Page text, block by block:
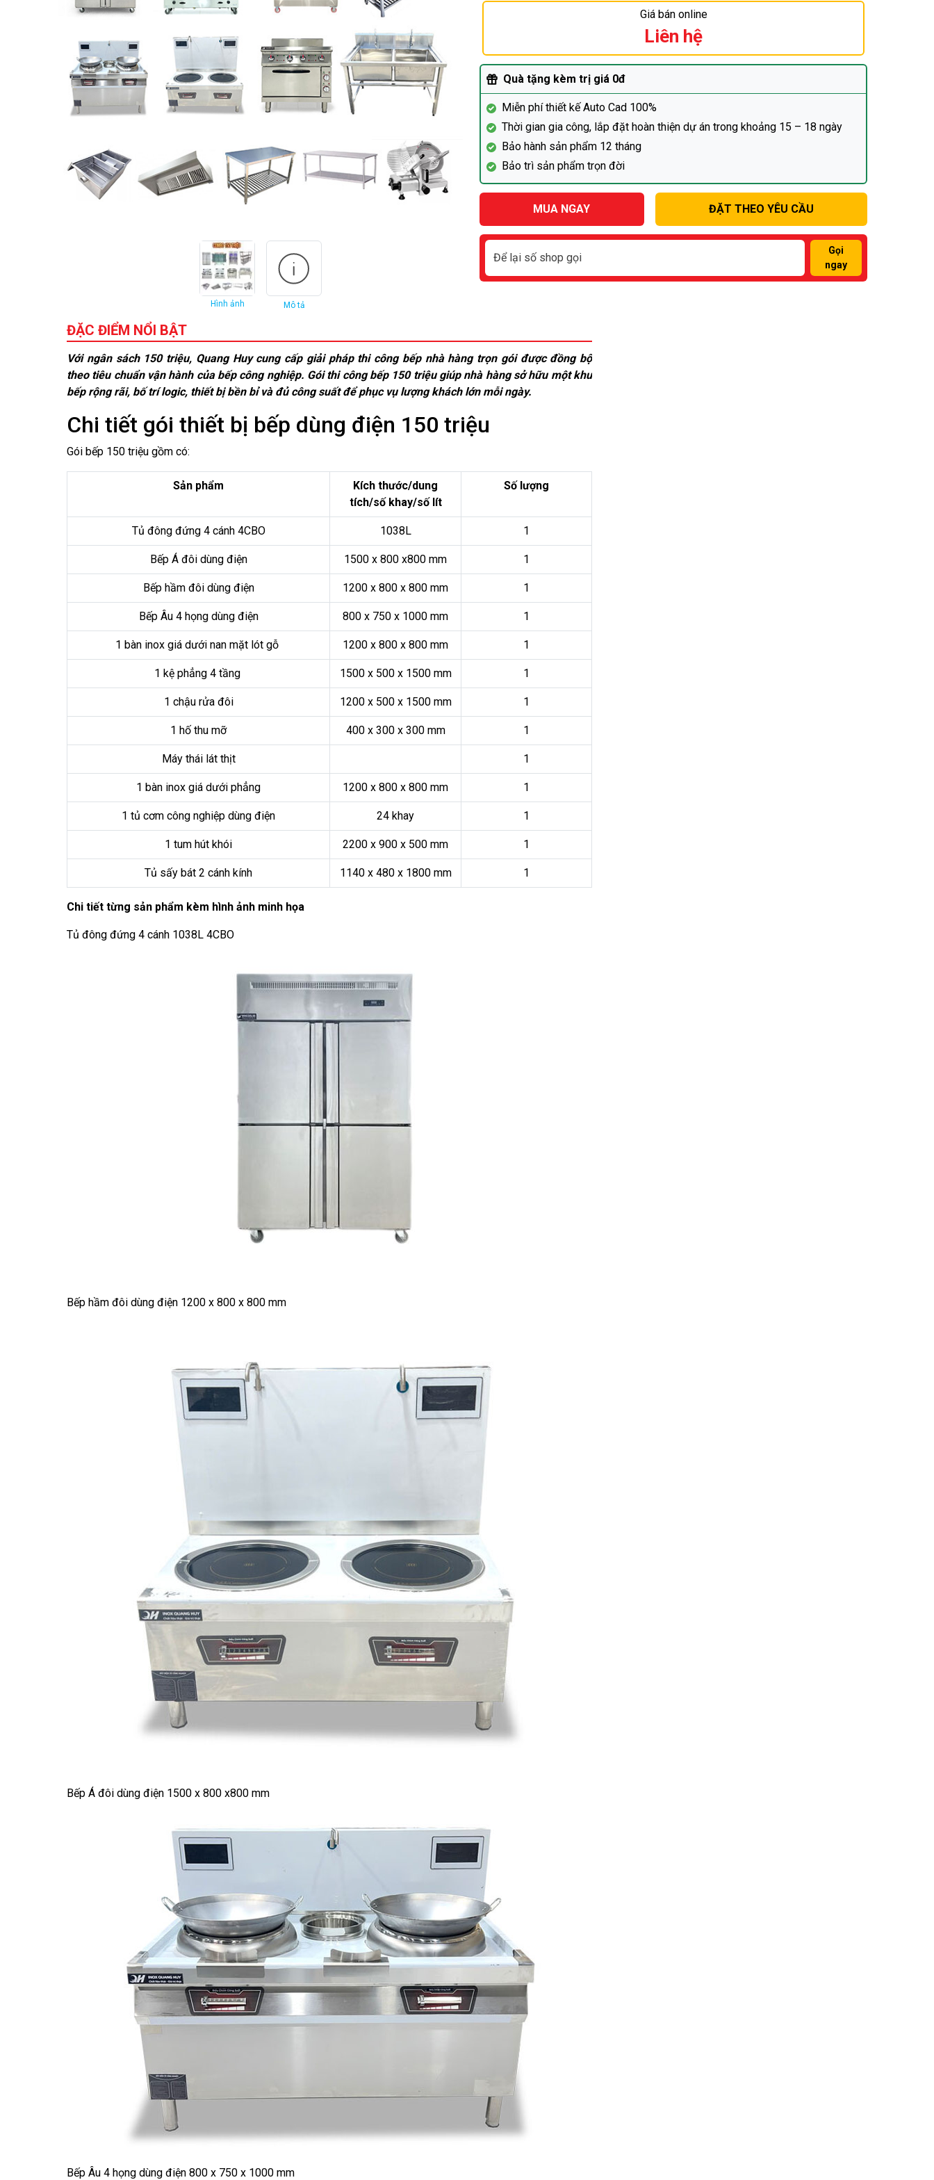
Hình ảnh Mô tả
Giá bán online
Liên hệ
Quà tặng kèm trị giá 0đ
Miễn phí thiết kế Auto Cad 100%
Thời gian gia công, lắp đặt hoàn thiện dự án trong khoảng 15 – 18 ngày
Bảo hành sản phẩm 12 tháng
Bảo trì sản phẩm trọn đời
MUA NGAY ĐẶT THEO YÊU CẦU
Gọi
ngay
ĐẶC ĐIỂM NỔI BẬT
Với ngân sách 150 triệu, Quang Huy cung cấp giải pháp thi công bếp nhà hàng trọn gói được đồng bộ
theo tiêu chuẩn vận hành của bếp công nghiệp. Gói thi công bếp 150 triệu giúp nhà hàng sở hữu một khu
bếp rộng rãi, bố trí logic, thiết bị bền bỉ và đủ công suất để phục vụ lượng khách lớn mỗi ngày.
Chi tiết gói thiết bị bếp dùng điện 150 triệu
Gói bếp 150 triệu gồm có:
Sản phẩm
Kích thước/dung
tích/số khay/số lít
Số lượng
Tủ đông đứng 4 cánh 4CBO 1038L 1
Bếp Á đôi dùng điện 1500 x 800 x800 mm 1
Bếp hầm đôi dùng điện 1200 x 800 x 800 mm 1
Bếp Âu 4 họng dùng điện 800 x 750 x 1000 mm 1
1 bàn inox giá dưới nan mặt lót gỗ 1200 x 800 x 800 mm 1
1 kệ phẳng 4 tầng 1500 x 500 x 1500 mm 1
1 chậu rửa đôi 1200 x 500 x 1500 mm 1
1 hố thu mỡ 400 x 300 x 300 mm 1
Máy thái lát thịt 1
1 bàn inox giá dưới phẳng 1200 x 800 x 800 mm 1
1 tủ cơm công nghiệp dùng điện 24 khay 1
1 tum hút khói 2200 x 900 x 500 mm 1
Tủ sấy bát 2 cánh kính 1140 x 480 x 1800 mm 1
Chi tiết từng sản phẩm kèm hình ảnh minh họa
Tủ đông đứng 4 cánh 1038L 4CBO
Bếp hầm đôi dùng điện 1200 x 800 x 800 mm
Bếp Á đôi dùng điện 1500 x 800 x800 mm
Bếp Âu 4 họng dùng điện 800 x 750 x 1000 mm